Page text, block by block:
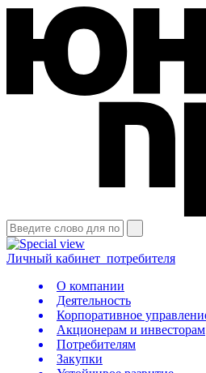
Личный кабинет потребителя
О компании
Деятельность
Корпоративное
Акционерам и инвесторам
Потребителям
Закупки